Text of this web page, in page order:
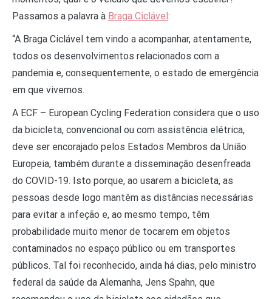
Passamos a palavra à Braga Ciclável:
“A Braga Ciclável tem vindo a acompanhar, atentamente,
todos os desenvolvimentos relacionados com a
pandemia e, consequentemente, o estado de emergência
em que vivemos.
A ECF – European Cycling Federation considera que o uso
da bicicleta, convencional ou com assistência elétrica,
deve ser encorajado pelos Estados Membros da União
Europeia, também durante a disseminação desenfreada
do COVID-19. Isto porque, ao usarem a bicicleta, as
pessoas desde logo mantêm as distâncias necessárias
para evitar a infeção e, ao mesmo tempo, têm
probabilidade muito menor de tocarem em objetos
contaminados no espaço público ou em transportes
públicos. Tal foi reconhecido, ainda há dias, pelo ministro
federal da saúde da Alemanha, Jens Spahn, que